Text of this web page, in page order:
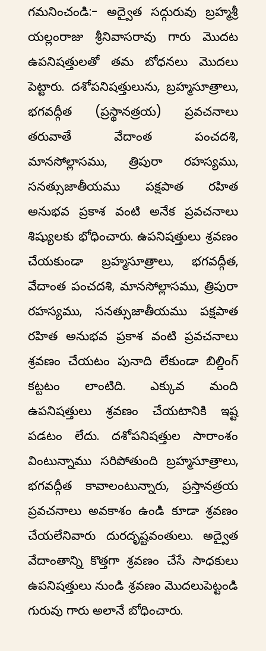
గమనించండి:- అద్వైత సద్గురువు బ్రహ్మశ్రీ
యల్లంరాజు శ్రీనివాసరావు గారు మొదట
ఉపనిషత్తులతో తమ బోధనలు మొదలు
పెట్టారు. దశోపనిషత్తులును, బ్రహ్మసూత్రాలు,
భగవద్గీత (ప్రస్థానత్రయ) ప్రవచనాలు
తరువాతే వేదాంత పంచదశి,
మానసోల్లాసము, త్రిపురా రహస్యము,
సనత్సుజాతీయము పక్షపాత రహిత
అనుభవ ప్రకాశ వంటి అనేక ప్రవచనాలు
శిష్యులకు భోధించారు. ఉపనిషత్తులు శ్రవణం
చేయకుండా బ్రహ్మసూత్రాలు, భగవద్గీత,
వేదాంత పంచదశి, మానసోల్లాసము, త్రిపురా
రహస్యము, సనత్సుజాతీయము పక్షపాత
రహిత అనుభవ ప్రకాశ వంటి ప్రవచనాలు
శ్రవణం చేయటం పునాది లేకుండా బిల్డింగ్
కట్టటం లాంటిది. ఎక్కువ మంది
ఉపనిషత్తులు శ్రవణం చేయటానికి ఇష్ట
పడటం లేదు. దశోపనిషత్తుల సారాంశం
వింటున్నాము సరిపోతుంది బ్రహ్మసూత్రాలు,
భగవద్గీత కావాలంటున్నారు, ప్రస్తానత్రయ
ప్రవచనాలు అవకాశం ఉండి కూడా శ్రవణం
చేయలేనివారు దురదృష్టవంతులు. అద్వైత
వేదాంతాన్ని కొత్తగా శ్రవణం చేసే సాధకులు
ఉపనిషత్తులు నుండి శ్రవణం మొదలుపెట్టండి
గురువు గారు అలానే బోధించారు.